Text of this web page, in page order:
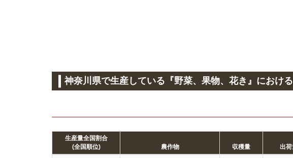
神奈川県で生産している『野菜、果物、花き』におけ
生産量全国割合
(全国順位)
農作物 収穫量 出